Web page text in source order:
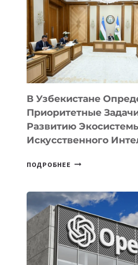
В Узбекистане
Приоритетные
Развитию
Искусственного
ПОДРОБНЕЕ В
ПРИОРИТЕТНЫЕ
ЗАДАЧИ
ПО
РАЗВИТИЮ
ЭКОСИСТЕМЫ
ИСКУССТВЕННОГО